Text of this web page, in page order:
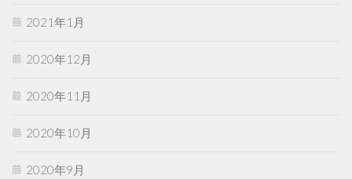
2021年1月
2020年12月
2020年11月
2020年10月
2020年9月